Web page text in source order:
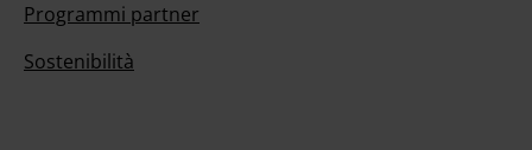
Programmi partner
Sostenibilità